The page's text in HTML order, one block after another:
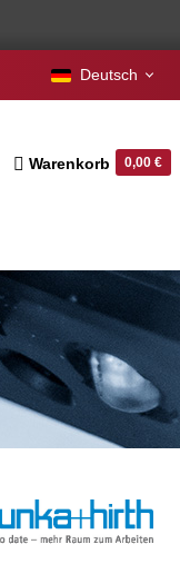
Deutsch
Warenkorb 0,00 €